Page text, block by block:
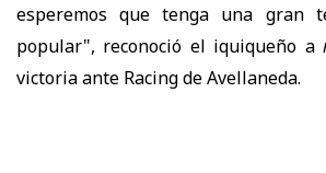
esperemos que tenga una gran
popular", reconoció el iquiqueño a
victoria ante Racing de Avellaneda.